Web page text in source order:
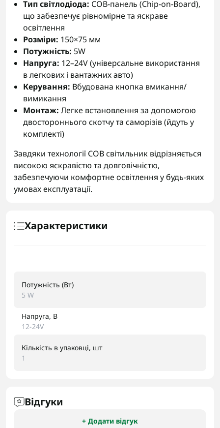
Тип світлодіода: COB-панель (Chip-on-Board),
що забезпечує рівномірне та яскраве
освітлення
Розміри: 150×75 мм
Потужність: 5W
Напруга: 12–24V (універсальне використання
в легкових і вантажних авто)
Керування: Вбудована кнопка вмикання/
вимикання
Монтаж: Легке встановлення за допомогою
двостороннього скотчу та саморізів (йдуть у
комплекті)
Завдяки технології COB світильник відрізняється
високою яскравістю та довговічністю,
забезпечуючи комфортне освітлення у будь-яких
умовах експлуатації.
Характеристики
Потужність (Вт)
5 W
Напруга, В
12-24V
Кількість в упаковці, шт
1
Відгуки
+ Додати відгук